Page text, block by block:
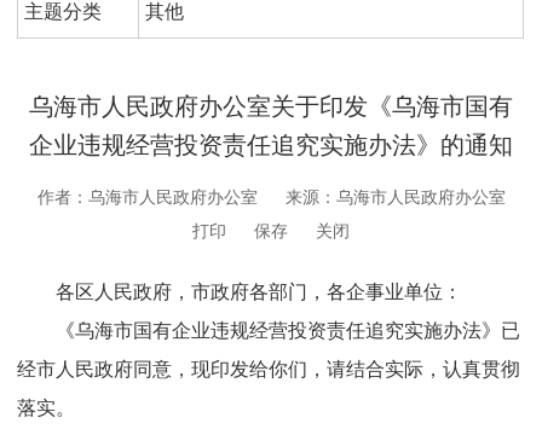
主题分类 其他
乌海市人民政府办公室关于印发《乌海市国有
企业违规经营投资责任追究实施办法》的通知
作者：乌海市人民政府办公室
来源：乌海市人民政府办公室
打印
保存 关闭
各区人民政府，市政府各部门，各企事业单位：
《乌海市国有企业违规经营投资责任追究实施办法》已
经市人民政府同意，现印发给你们，请结合实际，认真贯彻
落实。